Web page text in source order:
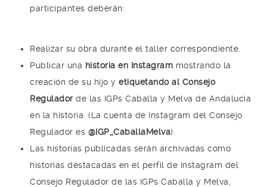
participantes deberán:
Realizar su obra durante el taller correspondiente.
Publicar una historia en Instagram mostrando la
creación de su hijo y etiquetando al Consejo
Reguladorde las IGPs Caballa y Melva de Andalucía
en la historia. (La cuenta de Instagram del Consejo
Regulador es @IGP_CaballaMelva)
Las historias publicadas serán archivadas como
historias destacadas en el perfil de Instagram del
Consejo Regulador de las IGPs Caballa y Melva,